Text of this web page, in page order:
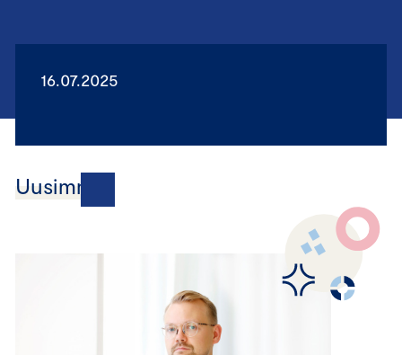
16.07.2025
Uusimmat